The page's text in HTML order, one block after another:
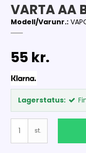
VARTA AA
Modell/Varunr.:
55 kr.
Lagerstatus:
st.